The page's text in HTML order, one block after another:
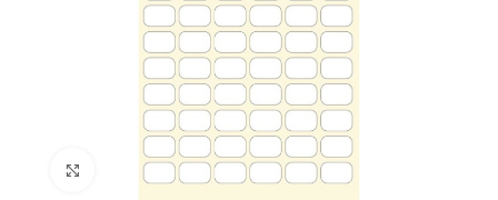
Klik for at forstørre